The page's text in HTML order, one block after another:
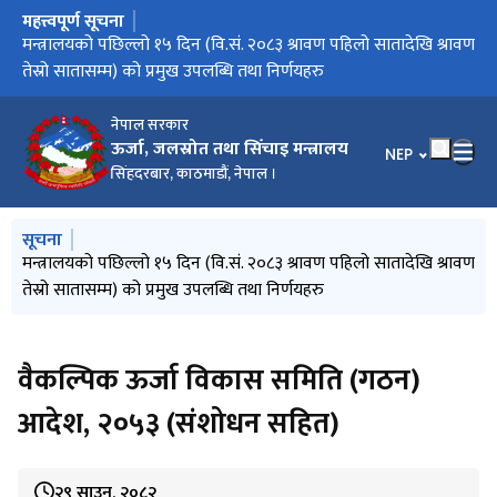
नेपाल सरकार
ऊर्जा, जलस्रोत तथा सिँचाइ मन्त्रालय
सिंहदरबार, काठमाडौं, नेपाल ।
भाषा चयन गर्नुहोस्
NEP
मुख्य नेभिगेसनमा जानुहोस्
महत्त्वपूर्ण सूचना
मिति २०८३/०३/३२ को निर्णयानुसार मन्त्रालय अन्तर्गतका निकायहरुको
स्वीकृत संगठन संरचना
मन्त्रालयको पछिल्लो १५ दिन (वि.सं. २०८३ श्रावण पहिलो सातादेखि श्रावण
तेस्रो सातासम्म) को प्रमुख उपलब्धि तथा निर्णयहरु
विद्युत सेवा सम्बन्धी गुनासो सम्बोधन गर्ने व्यवस्था मिलाइएको सम्बन्धमा
गुनासो सम्बोधन गर्ने व्यवस्था मिलाइएको सम्बन्धमा
वार्षिक विकास कार्यक्रम (आ.व. २०८३/८४)
मुख्य नेभिगेसनमा जानुहोस्
सूचना
मिति २०८३/०३/३२ को निर्णयानुसार मन्त्रालय अन्तर्गतका निकायहरुको
स्वीकृत संगठन संरचना
मन्त्रालयको पछिल्लो १५ दिन (वि.सं. २०८३ श्रावण पहिलो सातादेखि श्रावण
तेस्रो सातासम्म) को प्रमुख उपलब्धि तथा निर्णयहरु
विद्युत सेवा सम्बन्धी गुनासो सम्बोधन गर्ने व्यवस्था मिलाइएको सम्बन्धमा
गुनासो सम्बोधन गर्ने व्यवस्था मिलाइएको सम्बन्धमा
वार्षिक विकास कार्यक्रम (आ.व. २०८३/८४)
वैकल्पिक ऊर्जा विकास समिति (गठन)
आदेश, २०५३ (संशोधन सहित)